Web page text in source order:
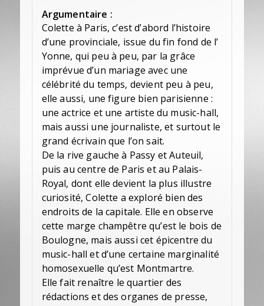
Argumentaire :
Colette à Paris, c’est d’abord l’histoire
d’une provinciale, issue du fin fond de l’
Yonne, qui peu à peu, par la grâce
imprévue d’un mariage avec une
célébrité du temps, devient peu à peu,
elle aussi, une figure bien parisienne :
une actrice et une artiste du music-hall,
mais aussi une journaliste, et surtout le
grand écrivain que l’on sait.
De la rive gauche à Passy et Auteuil,
puis au centre de Paris et au Palais-
Royal, dont elle devient la plus illustre
curiosité, Colette a exploré bien des
endroits de la capitale. Elle en observe
cette marge champêtre qu’est le bois de
Boulogne, mais aussi cet épicentre du
music-hall et d’une certaine marginalité
homosexuelle qu’est Montmartre.
Elle fait renaître le quartier des
rédactions et des organes de presse,